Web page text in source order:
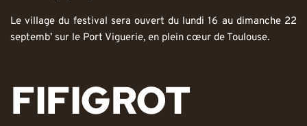
FIFIGROT
Le village du festival sera ouvert du lundi 16 au dimanche 22
septemb’ sur le Port Viguerie, en plein cœur de Toulouse.